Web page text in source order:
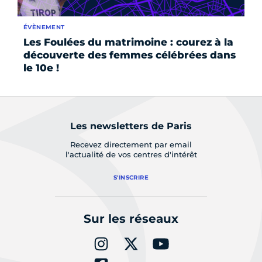
Les Foulées du matrimoine : courez à la
découverte des femmes célébrées dans
le 10e !
ÉVÈNEMENT
Les newsletters de Paris
Recevez directement par email
l'actualité de vos centres d'intérêt
S'INSCRIRE
Sur les réseaux